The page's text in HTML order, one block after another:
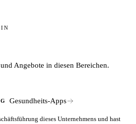
IN
Angebote in diesen Bereichen.
G Gesundheits-Apps
dieses Unternehmens und hast